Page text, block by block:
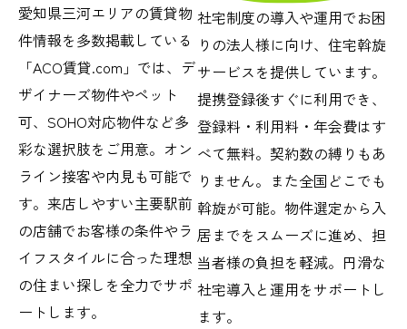
愛知県三河エリアの賃貸物
件情報を多数掲載している
「ACO賃貸.com」では、デ
ザイナーズ物件やペット
可、SOHO対応物件など多
彩な選択肢をご用意。オン
ライン接客や内見も可能で
す。来店しやすい主要駅前
の店舗でお客様の条件やラ
イフスタイルに合った理想
の住まい探しを全力でサポ
ートします。
社宅制度の導入や運用でお困
りの法人様に向け、住宅斡旋
サービスを提供しています。
提携登録後すぐに利用でき、
登録料・利用料・年会費はす
べて無料。契約数の縛りもあ
りません。また全国どこでも
斡旋が可能。物件選定から入
居までをスムーズに進め、担
当者様の負担を軽減。円滑な
社宅導入と運用をサポートし
ます。